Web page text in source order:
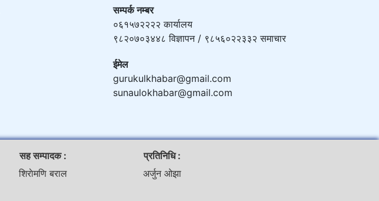
सम्पर्क नम्बर
०६१५७२२२२ कार्यालय
९८२०७०३४४८ विज्ञापन / ९८५६०२२३३२ समाचार
ईमेल
gurukulkhabar@gmail.com
sunaulokhabar@gmail.com
सह सम्पादक :
शिराेमणि बराल
प्रतिनिधि :
अर्जुन ओझा